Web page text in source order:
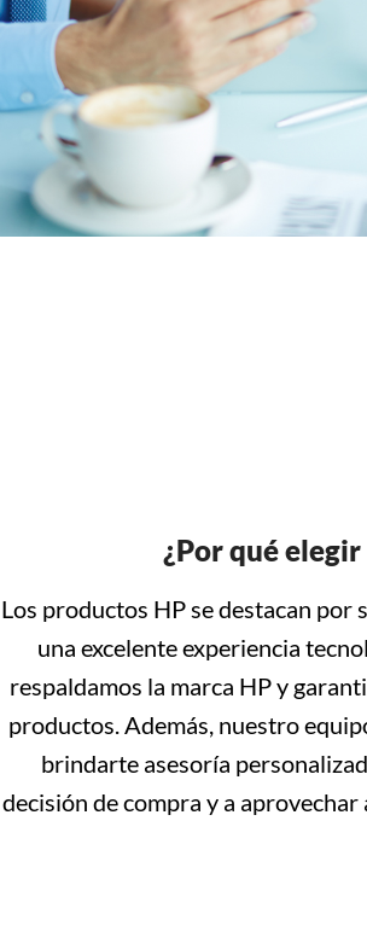
¿Por qué
Los productos HP se destacan
una excelente experiencia
respaldamos la marca HP y
productos. Además, nuestro
brindarte asesoría
decisión de compra y a